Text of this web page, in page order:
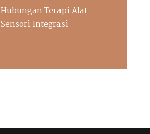
Hubungan Terapi Alat
Sensori Integrasi